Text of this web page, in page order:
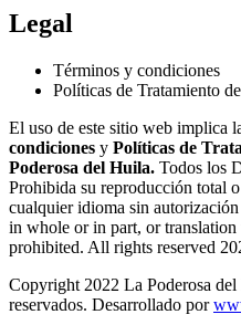
Legal
Términos y condiciones
Políticas de Tratamiento
El uso de este sitio web implica
condiciones y Políticas de
Poderosa del Huila. Todos los
Prohibida su reproducción total
cualquier idioma sin
in whole or in part, or
prohibited. All rights reserved
Copyright 2022 La Poderosa
reservados. Desarrollado por